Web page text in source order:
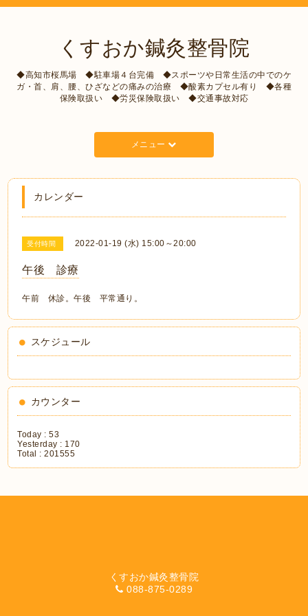
くすおか鍼灸整骨院
◆高知市桜馬場 ◆駐車場４台完備 ◆スポーツや日常生活の中でのケ
ガ・首、肩、腰、ひざなどの痛みの治療 ◆酸素カプセル有り ◆各種
保険取扱い ◆労災保険取扱い ◆交通事故対応
メニュー
カレンダー
受付時間 2022-01-19 (水) 15:00～20:00
午後 診療
午前 休診。午後 平常通り。
スケジュール
カウンター
Today :53
Yesterday : 170
Total :201555
くすおか鍼灸整骨院
088-875-0289